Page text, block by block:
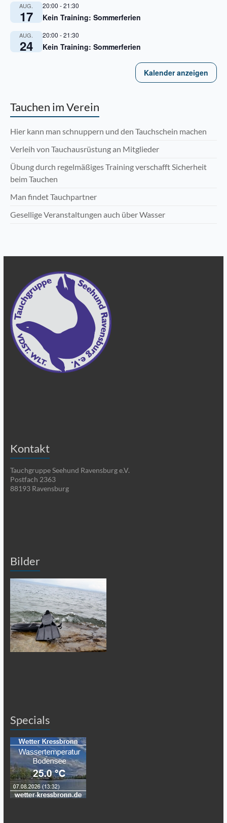
AUG.
17
20:00 -21:30
Kein Training: Sommerferien
AUG.
24
20:00 -21:30
Kein Training: Sommerferien
Kalender anzeigen
Tauchen im Verein
Hier kann man schnuppern und den Tauchschein machen
Verleih von Tauchausrüstung an Mitglieder
Übung durch regelmäßiges Training verschafft Sicherheit
beim Tauchen
Man findet Tauchpartner
Gesellige Veranstaltungen auch über Wasser
Kontakt
Tauchgruppe Seehund Ravensburg e.V.
Postfach 2363
88193 Ravensburg
Bilder
Specials